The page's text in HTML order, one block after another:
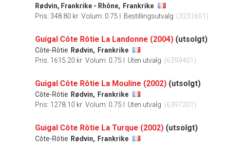
Rødvin, Frankrike - Rhône, Frankrike
Pris: 348.80 kr Volum: 0.75 l Bestillingsutvalg (3231601)
Guigal Côte Rôtie La Landonne (2004) (utsolgt)
Côte-Rôtie Rødvin, Frankrike
Pris: 1615.20 kr Volum: 0.75 l Uten utvalg (6399401)
Guigal Côte Rôtie La Mouline (2002) (utsolgt)
Côte-Rôtie Rødvin, Frankrike
Pris: 1278.10 kr Volum: 0.75 l Uten utvalg (6397201)
Guigal Côte Rôtie La Turque (2002) (utsolgt)
Côte-Rôtie Rødvin, Frankrike